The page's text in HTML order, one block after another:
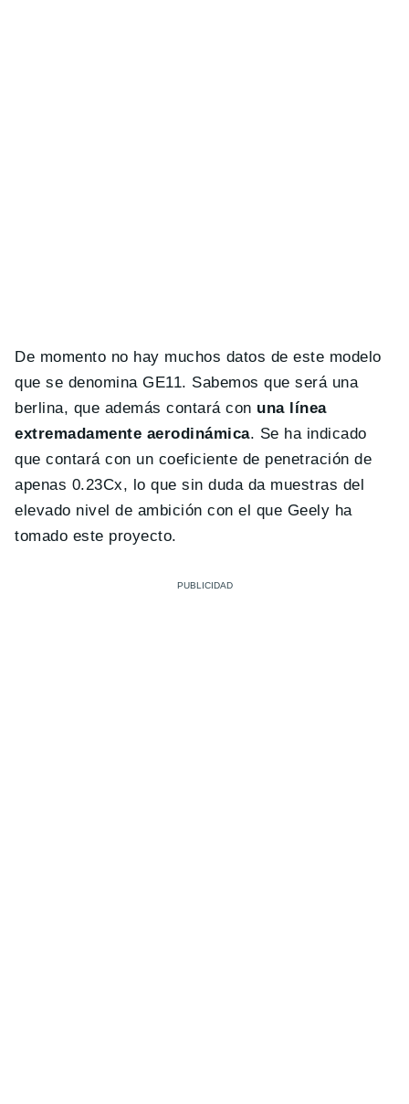
De momento no hay muchos datos de este modelo
que se denomina GE11. Sabemos que será una
berlina, que además contará con una línea
extremadamente aerodinámica. Se ha indicado
que contará con un coeficiente de penetración de
apenas 0.23Cx, lo que sin duda da muestras del
elevado nivel de ambición con el que Geely ha
tomado este proyecto.